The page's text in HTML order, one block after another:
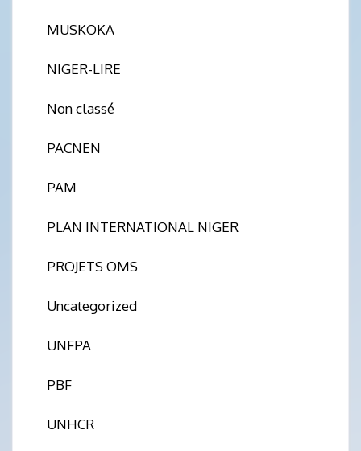
MUSKOKA
NIGER-LIRE
Non classé
PACNEN
PAM
PLAN INTERNATIONAL NIGER
PROJETS OMS
Uncategorized
UNFPA
PBF
UNHCR